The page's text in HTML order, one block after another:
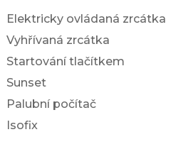
Elektricky ovládaná zrcátka
Vyhřívaná zrcátka
Startování tlačítkem
Sunset
Palubní počítač
Isofix